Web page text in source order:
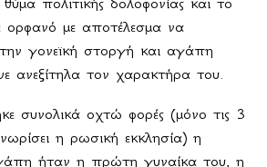
ορφανό με αποτέλεσμα να
γονεϊκή στοργή και αγάπη
ανεξίτηλα τον χαρακτήρα του.
συνολικά οχτώ φορές (μόνο τις 3
η ρωσική εκκλησία) η
ήταν η πρώτη γυναίκα του, η